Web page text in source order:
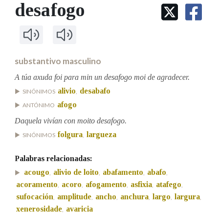
IDENTIDADE CORPORATIVA
MARCIAL DEL ADALID
FIGURAS HOMENAXEADAS
PORTAL DAS PALABRAS
Facebook
TwitterYoutubeInstagram
Bluesky
BUSCAR NOS LEMAS
Comeza por
Contén
Nas definicións
Nos exemplos
desafogo
substantivo masculino
A túa axuda foi para min un desafogo moi de agradecer.
SINÓNIMOS alivio, desabafo
ANTÓNIMO afogo
Daquela vivían con moito desafogo.
SINÓNIMOS folgura, largueza
Palabras relacionadas:
acougo, alivio de loito, abafamento, abafo,
acoramento, acoro, afogamento, asfixia, atafego,
sufocación, amplitude, ancho, anchura, largo, largura,
xenerosidade, avaricia